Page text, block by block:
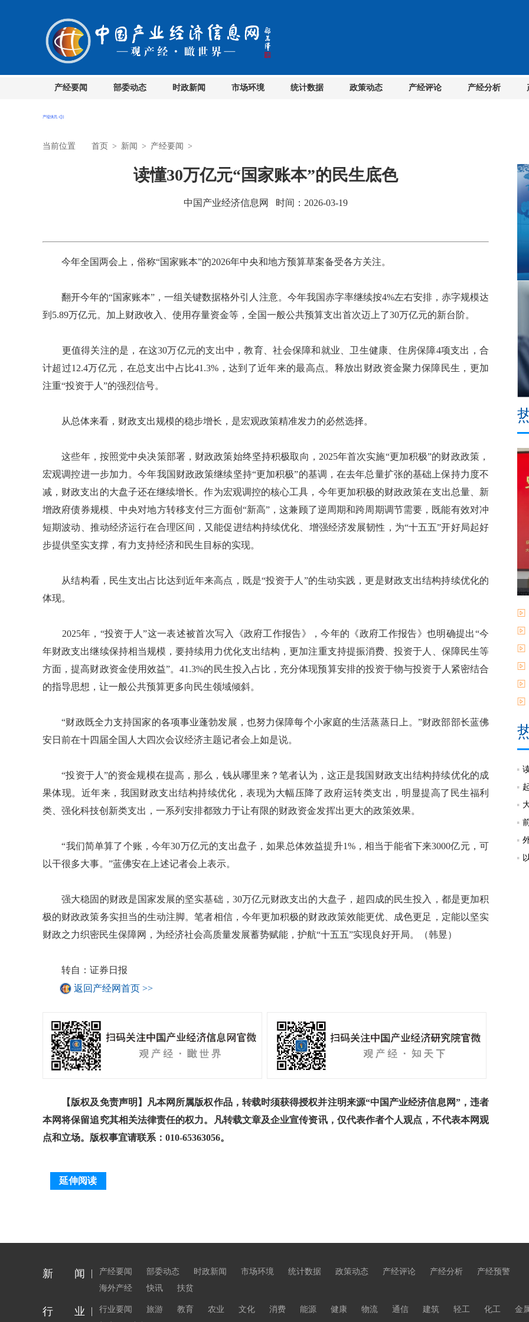
产经要闻 部委动态 时政新闻 市场环境 统计数据 政策动态 产经评论 产经分析
当前位置 首页 > 新闻 > 产经要闻 >
读懂30万亿元“国家账本”的民生底色
中国产业经济信息网 时间：2026-03-19
今年全国两会上，俗称“国家账本”的2026年中央和地方预算草案备受各方关注。
翻开今年的“国家账本”，一组关键数据格外引人注意。今年我国赤字率继续按4%左右安排，赤字规模达
到5.89万亿元。加上财政收入、使用存量资金等，全国一般公共预算支出首次迈上了30万亿元的新台阶。
更值得关注的是，在这30万亿元的支出中，教育、社会保障和就业、卫生健康、住房保障4项支出，合
计超过12.4万亿元，在总支出中占比41.3%，达到了近年来的最高点。释放出财政资金聚力保障民生，更加
注重“投资于人”的强烈信号。
从总体来看，财政支出规模的稳步增长，是宏观政策精准发力的必然选择。
这些年，按照党中央决策部署，财政政策始终坚持积极取向，2025年首次实施“更加积极”的财政政策，
宏观调控进一步加力。今年我国财政政策继续坚持“更加积极”的基调，在去年总量扩张的基础上保持力度不
减，财政支出的大盘子还在继续增长。作为宏观调控的核心工具，今年更加积极的财政政策在支出总量、新
增政府债券规模、中央对地方转移支付三方面创“新高”，这兼顾了逆周期和跨周期调节需要，既能有效对冲
短期波动、推动经济运行在合理区间，又能促进结构持续优化、增强经济发展韧性，为“十五五”开好局起好
步提供坚实支撑，有力支持经济和民生目标的实现。
从结构看，民生支出占比达到近年来高点，既是“投资于人”的生动实践，更是财政支出结构持续优化的
体现。
2025年，“投资于人”这一表述被首次写入《政府工作报告》，今年的《政府工作报告》也明确提出“今
年财政支出继续保持相当规模，要持续用力优化支出结构，更加注重支持提振消费、投资于人、保障民生等
方面，提高财政资金使用效益”。41.3%的民生投入占比，充分体现预算安排的投资于物与投资于人紧密结合
的指导思想，让一般公共预算更多向民生领域倾斜。
“财政既全力支持国家的各项事业蓬勃发展，也努力保障每个小家庭的生活蒸蒸日上。”财政部部长蓝佛
安日前在十四届全国人大四次会议经济主题记者会上如是说。
“投资于人”的资金规模在提高，那么，钱从哪里来？笔者认为，这正是我国财政支出结构持续优化的成
果体现。近年来，我国财政支出结构持续优化，表现为大幅压降了政府运转类支出，明显提高了民生福利
类、强化科技创新类支出，一系列安排都致力于让有限的财政资金发挥出更大的政策效果。
“我们简单算了个账，今年30万亿元的支出盘子，如果总体效益提升1%，相当于能省下来3000亿元，可
以干很多大事。”蓝佛安在上述记者会上表示。
强大稳固的财政是国家发展的坚实基础，30万亿元财政支出的大盘子，超四成的民生投入，都是更加积
极的财政政策务实担当的生动注脚。笔者相信，今年更加积极的财政政策效能更优、成色更足，定能以坚实
财政之力织密民生保障网，为经济社会高质量发展蓄势赋能，护航“十五五”实现良好开局。（韩昱）
转自：证券日报
返回产经网首页 >>
【版权及免责声明】凡本网所属版权作品，转载时须获得授权并注明来源“中国产业经济信息网”，违者
本网将保留追究其相关法律责任的权力。凡转载文章及企业宣传资讯，仅代表作者个人观点，不代表本网观
点和立场。版权事宜请联系：010-65363056。
延伸阅读
新 闻 产经要闻 部委动态 时政新闻 市场环境 统计数据 政策动态 产经评论 产经分析
产经预警
海外产经
快讯 扶贫
行 业 行业要闻 旅游 教育 农业 文化 消费 能源 健康 物流 通信 建筑 轻工 化工
金